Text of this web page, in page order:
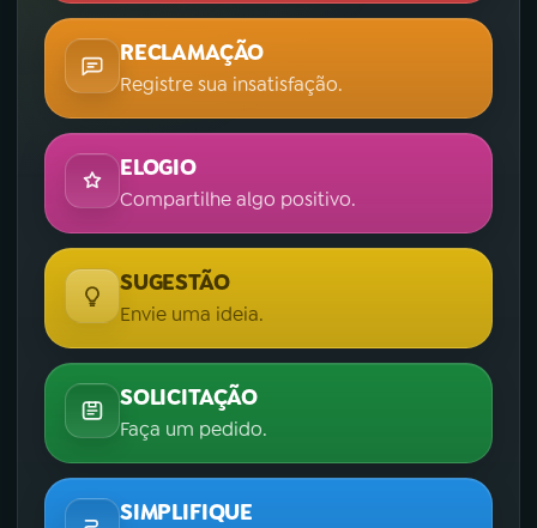
RECLAMAÇÃO
Registre sua insatisfação.
ELOGIO
Compartilhe algo positivo.
SUGESTÃO
Envie uma ideia.
SOLICITAÇÃO
Faça um pedido.
SIMPLIFIQUE